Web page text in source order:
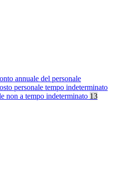
annuale del personale
personale tempo indeterminato
non a tempo indeterminato 13